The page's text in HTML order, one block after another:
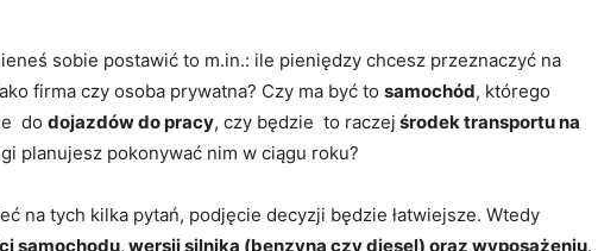
sobie postawić to m.in.: ile pieniędzy chcesz przeznaczyć na
firma czy osoba prywatna? Czy ma być to samochód, którego
do dojazdów do pracy, czy będzie to raczej środek transportu na
planujesz pokonywać nim w ciągu roku?
na tych kilka pytań, podjęcie decyzji będzie łatwiejsze. Wtedy
samochodu, wersji silnika (benzyna czy diesel) oraz wyposażeniu.